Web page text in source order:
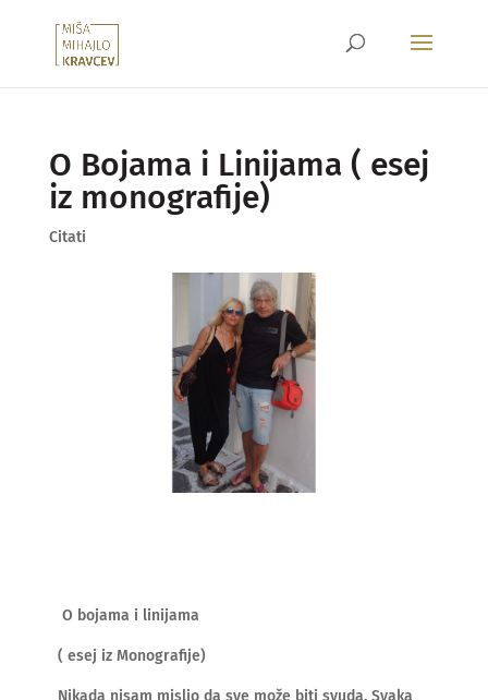
O Bojama i Linijama ( esej
iz monografije)
Citati
O bojama i linijama
( esej iz Monografije)
Nikada nisam mislio da sve može biti svuda. Svaka